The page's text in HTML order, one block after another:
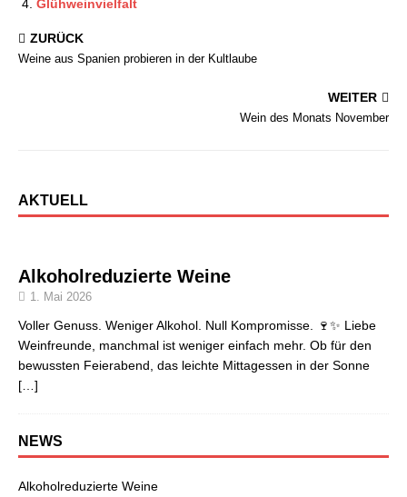
Glühweinvielfalt
ZURÜCK
Weine aus Spanien probieren in der Kultlaube
WEITER
Wein des Monats November
AKTUELL
Alkoholreduzierte Weine
1. Mai 2026
Voller Genuss. Weniger Alkohol. Null Kompromisse. 🍷✨ Liebe
Weinfreunde, manchmal ist weniger einfach mehr. Ob für den
bewussten Feierabend, das leichte Mittagessen in der Sonne
[…]
NEWS
Alkoholreduzierte Weine